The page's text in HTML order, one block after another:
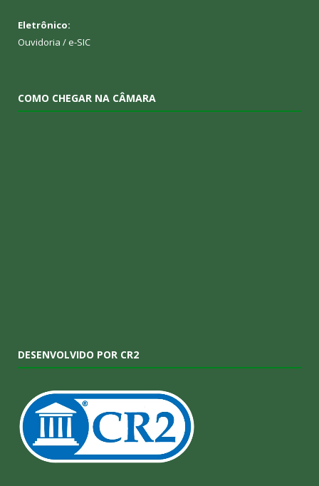
Eletrônico:
Ouvidoria / e-SIC
COMO CHEGAR NA CÂMARA
DESENVOLVIDO POR CR2